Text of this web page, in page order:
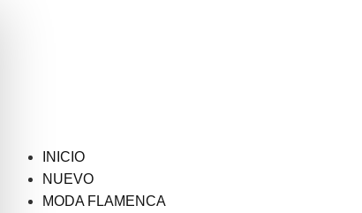
INICIO
NUEVO
MODA FLAMENCA